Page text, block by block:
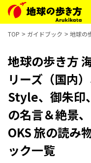
TOP ガイドブック 地球の
地球の歩き方
リーズ（国内
Style、御朱印
の名言＆絶景
OKS 旅の読み
ック一覧